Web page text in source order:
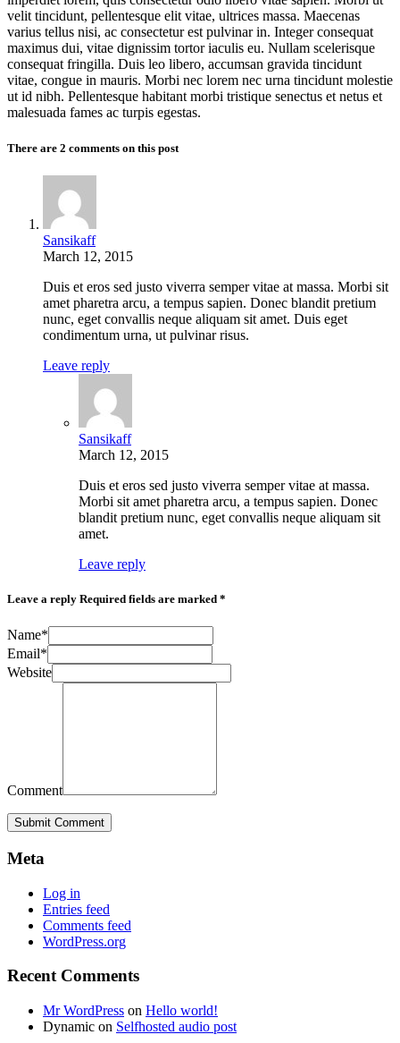
velit tincidunt, pellentesque elit vitae, ultrices massa. Maecenas
varius tellus nisi, ac consectetur est pulvinar in. Integer consequat
maximus dui, vitae dignissim tortor iaculis eu. Nullam scelerisque
consequat fringilla. Duis leo libero, accumsan gravida tincidunt
vitae, congue in mauris. Morbi nec lorem nec urna tincidunt molestie
ut id nibh. Pellentesque habitant morbi tristique senectus et netus et
malesuada fames ac turpis egestas.
There are 2 comments on this post
Sansikaff
March 12, 2015
Duis et eros sed justo viverra semper vitae at massa. Morbi sit
amet pharetra arcu, a tempus sapien. Donec blandit pretium
nunc, eget convallis neque aliquam sit amet. Duis eget
condimentum urna, ut pulvinar risus.
Leave reply
Sansikaff
March 12, 2015
Duis et eros sed justo viverra semper vitae at massa.
Morbi sit amet pharetra arcu, a tempus sapien. Donec
blandit pretium nunc, eget convallis neque aliquam sit
amet.
Leave reply
Leave a reply Required fields are marked *
Name*
Email*
Website
Comment
Submit Comment
Meta
Log in
Entries feed
Comments feed
WordPress.org
Recent Comments
Mr WordPress on Hello world!
Dynamic on Selfhosted audio post